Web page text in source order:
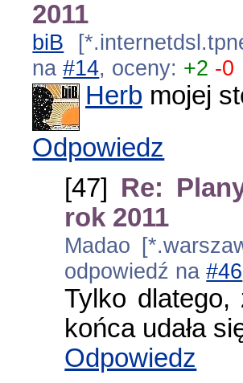
2011
biB
na#14, oceny: +2 -0
Herb mojej
Odpowiedz
[47] Re:
rok 2011
Madao
odpowiedź na#46
Tylko
końca udała
Odpowiedz